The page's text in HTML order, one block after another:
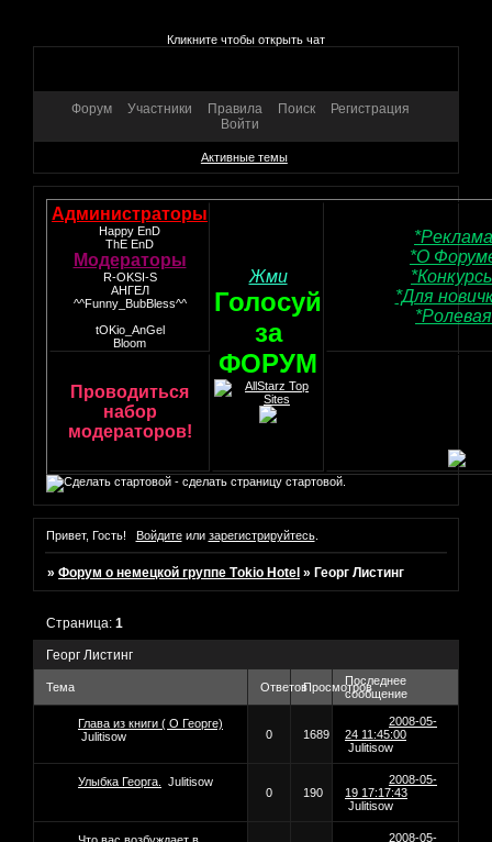
Кликните чтобы открыть чат
Форум Участники Правила Поиск
Регистрация
Войти
Активные темы
Администраторы
Happy EnD
ThE EnD
Модераторы
R-OKSI-S
АНГЕЛ
^^Funny_BubBless^^
tOKio_AnGel
Bloom
Жми
Голосуй
за
ФОРУМ
*О
*Для
Проводиться
набор
модераторов!
- сделать страницу стартовой.
Привет, Гость! Войдитеили зарегистрируйтесь.
»Форум о немецкой группе Tоkio Hotel »Георг Листинг
Георг Листинг
Страница:1
Тема ОтветовПросмотровПоследнее
сообщение
Глава из книги ( О Георге)
Julitisow
0 1689
2008-05-
24 11:45:00
Julitisow
Улыбка Георга.
Julitisow
0
190
2008-05-
19 17:17:43
Julitisow
2008-05-